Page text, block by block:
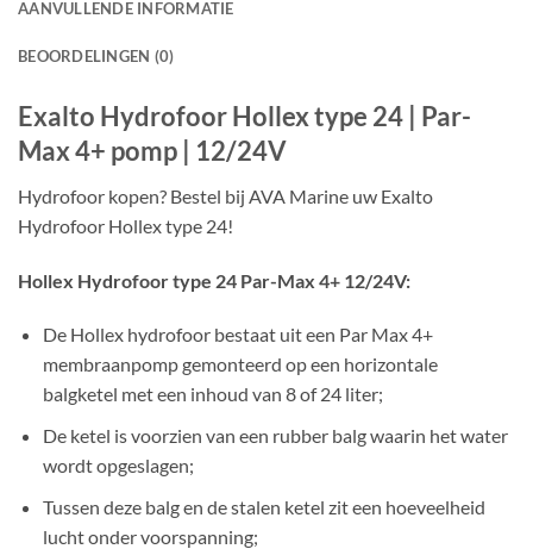
AANVULLENDE INFORMATIE
BEOORDELINGEN (0)
Exalto Hydrofoor Hollex type 24 | Par-
Max 4+ pomp | 12/24V
Hydrofoor kopen? Bestel bij AVA Marine uw Exalto
Hydrofoor Hollex type 24!
Hollex Hydrofoor type 24 Par-Max 4+ 12/24V:
De Hollex hydrofoor bestaat uit een Par Max 4+
membraanpomp gemonteerd op een horizontale
balgketel met een inhoud van 8 of 24 liter;
De ketel is voorzien van een rubber balg waarin het water
wordt opgeslagen;
Tussen deze balg en de stalen ketel zit een hoeveelheid
lucht onder voorspanning;